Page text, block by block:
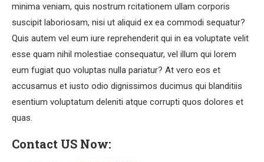
minima veniam, quis nostrum rcitationem ullam corporis
suscipit laboriosam, nisi ut aliquid ex ea commodi sequatur?
Quis autem vel eum iure reprehenderit qui in ea voluptate velit
esse quam nihil molestiae consequatur, vel illum qui lorem
eum fugiat quo voluptas nulla pariatur? At vero eos et
accusamus et iusto odio dignissimos ducimus qui blanditiis
esentium voluptatum deleniti atque corrupti quos dolores et
quas.
Contact US Now: